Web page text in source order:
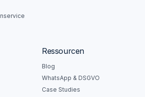
Ressourcen
Blog
WhatsApp & DSGVO
Case Studies